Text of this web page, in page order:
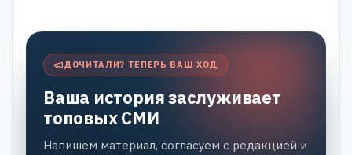
ДОЧИТАЛИ? ТЕПЕРЬ ВАШ ХОД
Ваша история заслуживает
топовых СМИ
Напишем материал, согласуем с редакцией и